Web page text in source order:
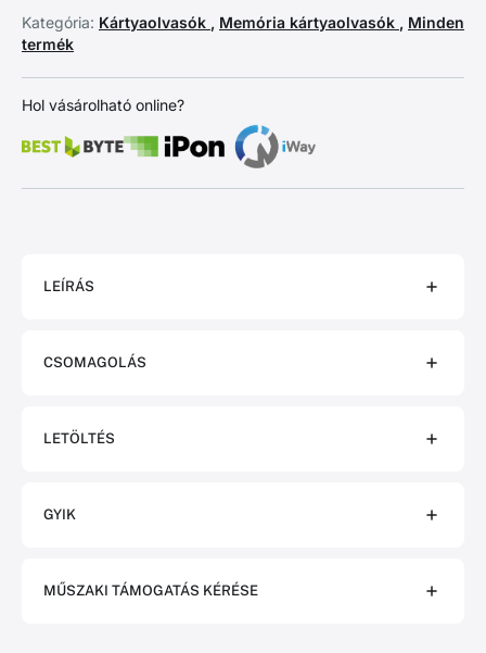
Kategória: Kártyaolvasók , Memória kártyaolvasók , Minden
termék
Hol vásárolható online?
LEÍRÁS
CSOMAGOLÁS
LETÖLTÉS
GYIK
MŰSZAKI TÁMOGATÁS KÉRÉSE